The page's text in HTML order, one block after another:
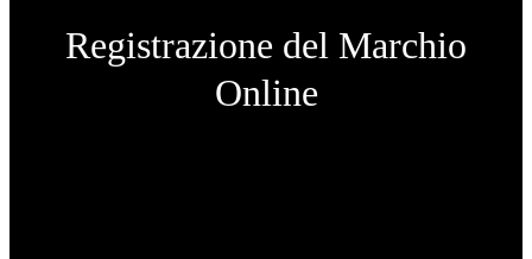
Registrazione del Marchio
Online